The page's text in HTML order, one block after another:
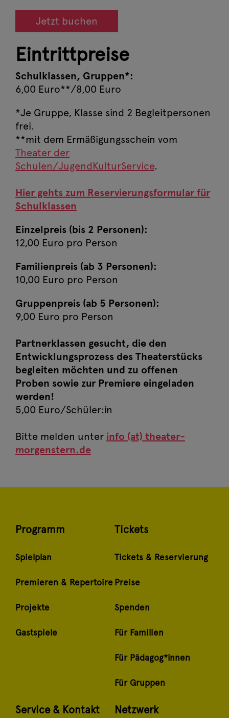
Jetzt buchen
Eintrittpreise
Schulklassen, Gruppen*:
6,00 Euro**/8,00 Euro
*Je Gruppe, Klasse sind 2 Begleitpersonen
frei.
**mit dem Ermäßigungsschein vom
Theater der
Schulen/JugendKulturService.
Hier gehts zum Reservierungsformular für
Schulklassen
Einzelpreis (bis 2 Personen):
12,00 Euro pro Person
Familienpreis (ab 3 Personen):
10,00 Euro pro Person
Gruppenpreis (ab 5 Personen):
9,00 Euro pro Person
Partnerklassen gesucht, die den
Entwicklungsprozess des Theaterstücks
begleiten möchten und zu offenen
Proben sowie zur Premiere eingeladen
werden!
5,00 Euro/Schüler:in
Bitte melden unter info (at) theater-
morgenstern.de
Programm
Spielplan
Premieren & Repertoire
Projekte
Gastspiele
Tickets
Tickets & Reservierung
Preise
Spenden
Für Familien
Für Pädagog*innen
Für Gruppen
Service & Kontakt Netzwerk